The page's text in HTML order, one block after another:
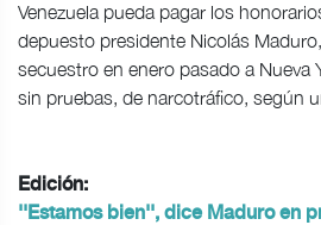
Venezuela pueda pagar los
depuesto presidente Nicolás
secuestro en enero pasado a Nueva
sin pruebas, de narcotráfico, según
Edición:
''Estamos bien'', dice Maduro en